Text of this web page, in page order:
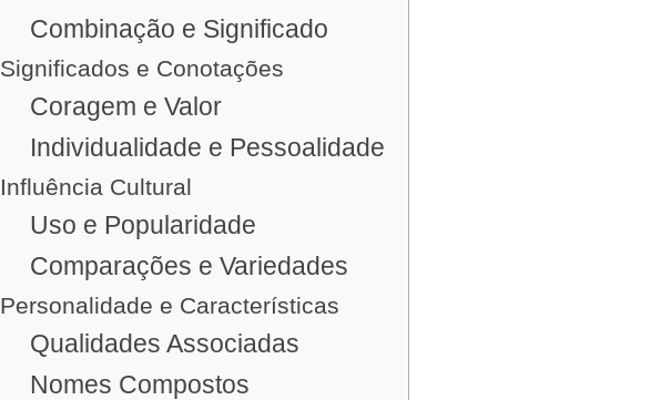
Combinação e Significado
Significados e Conotações
Coragem e Valor
Individualidade e Pessoalidade
Influência Cultural
Uso e Popularidade
Comparações e Variedades
Personalidade e Características
Qualidades Associadas
Nomes Compostos